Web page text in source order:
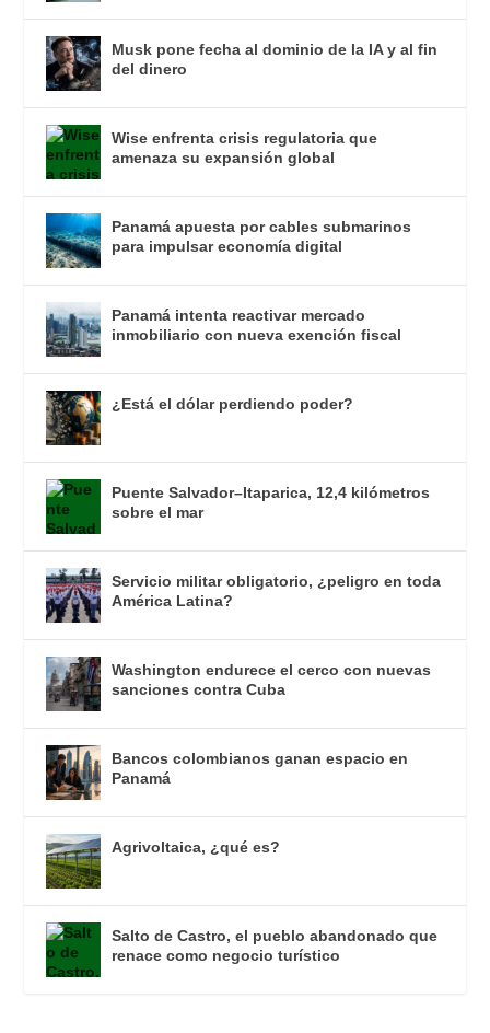
Musk pone fecha al dominio de la IA y al fin
del dinero
Wise enfrenta crisis regulatoria que
amenaza su expansión global
Panamá apuesta por cables submarinos
para impulsar economía digital
Panamá intenta reactivar mercado
inmobiliario con nueva exención fiscal
¿Está el dólar perdiendo poder?
Puente Salvador–Itaparica, 12,4 kilómetros
sobre el mar
Servicio militar obligatorio, ¿peligro en toda
América Latina?
Washington endurece el cerco con nuevas
sanciones contra Cuba
Bancos colombianos ganan espacio en
Panamá
Agrivoltaica, ¿qué es?
Salto de Castro, el pueblo abandonado que
renace como negocio turístico